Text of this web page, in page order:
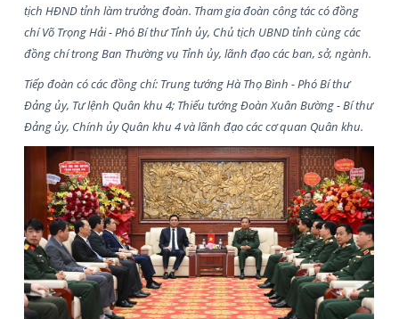
tịch HĐND tỉnh làm trưởng đoàn. Tham gia đoàn công tác có đồng
chí Võ Trọng Hải - Phó Bí thư Tỉnh ủy, Chủ tịch UBND tỉnh cùng các
đồng chí trong Ban Thường vụ Tỉnh ủy, lãnh đạo các ban, sở, ngành.
Tiếp đoàn có các đồng chí: Trung tướng Hà Thọ Bình - Phó Bí thư
Đảng ủy, Tư lệnh Quân khu 4; Thiếu tướng Đoàn Xuân Bường - Bí thư
Đảng ủy, Chính ủy Quân khu 4 và lãnh đạo các cơ quan Quân khu.